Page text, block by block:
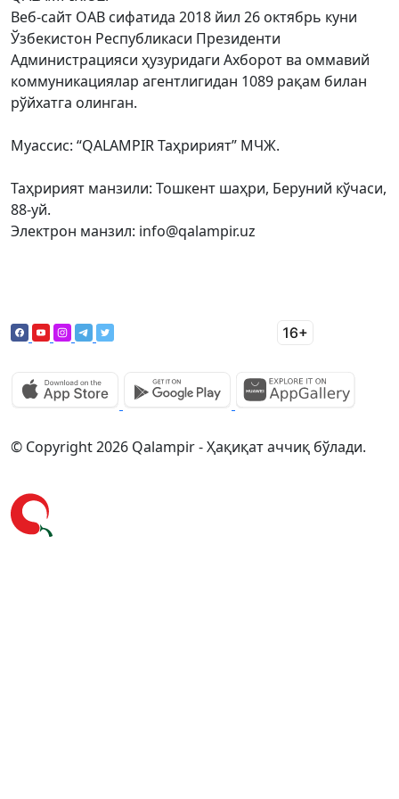
Веб-сайт ОАВ сифатида 2018 йил 26 октябрь куни
Ўзбекистон Республикаси Президенти
Администрацияси ҳузуридаги Ахборот ва оммавий
коммуникациялар агентлигидан 1089 рақам билан
рўйхатга олинган.
Муассис: “QALAMPIR Таҳририят” МЧЖ.
Таҳририят манзили: Тошкент шаҳри, Беруний кўчаси,
88-уй.
Электрон манзил: info@qalampir.uz
© Copyright 2026 Qalampir - Ҳақиқат аччиқ бўлади.